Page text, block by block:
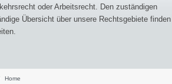
oder Arbeitsrecht. Den zuständigen
Übersicht über unsere Rechtsgebiete finden
Home